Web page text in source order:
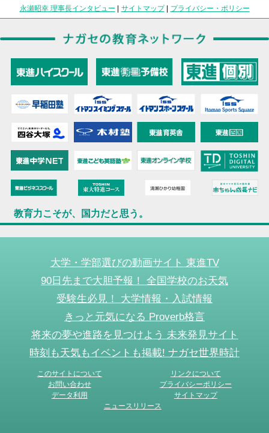
永瀬昭幸 理事長インタビュー | サイトマップ| プライバシー・ポリシー
教育力こそが、国力だと思う。
大学・学部選びの動画サイト 東進TV
90日先まで大胆予報！ 全国学校のお天気
受験生必見！ 大学情報・入試情報
きっと元気になる Proverb格言
将来の夢や進路を見つけよう 未来発見サイト
時刻も天気もイベントも掲載! ナガセ世界時計
このサイトについて
リンクについて
お問い合わせ
プライバシーポリシー
データ利用
サイトマップ
ニュースリリース